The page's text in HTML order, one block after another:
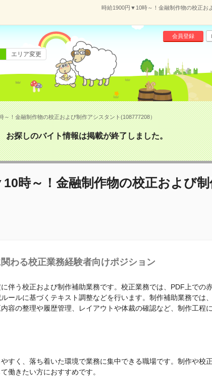
時給1900円▼10時～！金融制作物の校正お
会員登録
エリア変更
～！金融制作物の校正および制作アシスタント(108777208）
お探しのバイト情報は掲載が終了しました。
時～！金融制作物の校正および制
わる校正業務経験者向けポジション
伴う校正および制作補助業務です。校正業務では、PDF上での
ールに基づくテキスト調整などを行います。制作補助業務では
容の整理や履歴管理、レイアウトや体裁の確認など、制作工程
すく、落ち着いた環境で業務に集中できる職場です。制作や校
働きたい方におすすめです。